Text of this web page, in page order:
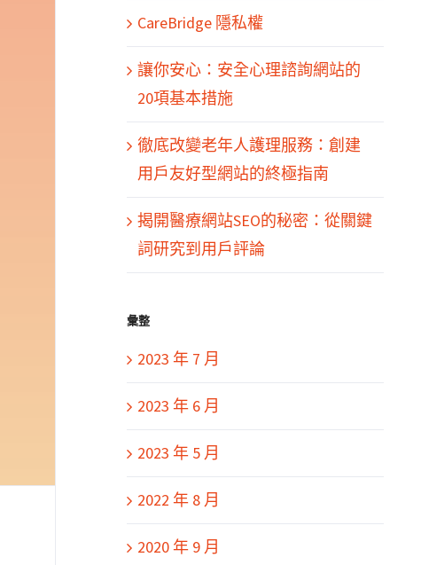
CareBridge 隱私權
讓你安心：安全心理諮詢網站的
20項基本措施
徹底改變老年人護理服務：創建
用戶友好型網站的終極指南
揭開醫療網站SEO的秘密：從關鍵
詞研究到用戶評論
彙整
2023 年 7 月
2023 年 6 月
2023 年 5 月
2022 年 8 月
2020 年 9 月